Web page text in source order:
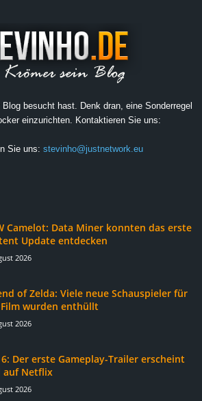
besucht hast. Denk dran, eine Sonderregel
einzurichten. Kontaktieren Sie uns:
Sie uns: stevinho@justnetwork.eu
Camelot: Data Miner konnten das erste
Update entdecken
2026
of Zelda: Viele neue Schauspieler für
wurden enthüllt
2026
6: Der erste Gameplay-Trailer erscheint
auf Netflix
2026